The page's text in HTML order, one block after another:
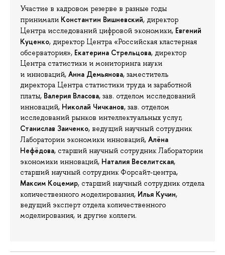
Участие в кадровом резерве в разные годы
принимали Константин Вишневский, директор
Центра исследований цифровой экономики, Евгений
Куценко, директор Центра «Российская кластерная
обсерватория», Екатерина Стрельцова, директор
Центра статистики и мониторинга науки
и инноваций, Анна Демьянова, заместитель
директора Центра статистики труда и заработной
платы, Валерия Власова, зав. отделом исследований
инноваций, Николай Чичканов, зав. отделом
исследований рынков интеллектуальных услуг,
Станислав Заиченко, ведущий научный сотрудник
Лаборатории экономики инноваций, Алёна
Нефёдова, старший научный сотрудник Лаборатории
экономики инноваций, Наталия Веселитская,
старший научный сотрудник Форсайт-центра,
Максим Коцемир, старший научный сотрудник отдела
количественного моделирования, Илья Кучин,
ведущий эксперт отдела количественного
моделирования, и другие коллеги.